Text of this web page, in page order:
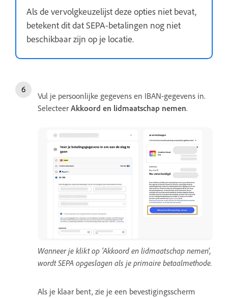
Als de vervolgkeuzelijst deze opties niet bevat,
betekent dit dat SEPA-betalingen nog niet
beschikbaar zijn op je locatie.
Vul je persoonlijke gegevens en IBAN-gegevens in.
Selecteer Akkoord en lidmaatschap nemen.
Wanneer je klikt op 'Akkoord en lidmaatschap nemen',
wordt SEPA opgeslagen als je primaire betaalmethode.
Als je klaar bent, zie je een bevestigingsscherm